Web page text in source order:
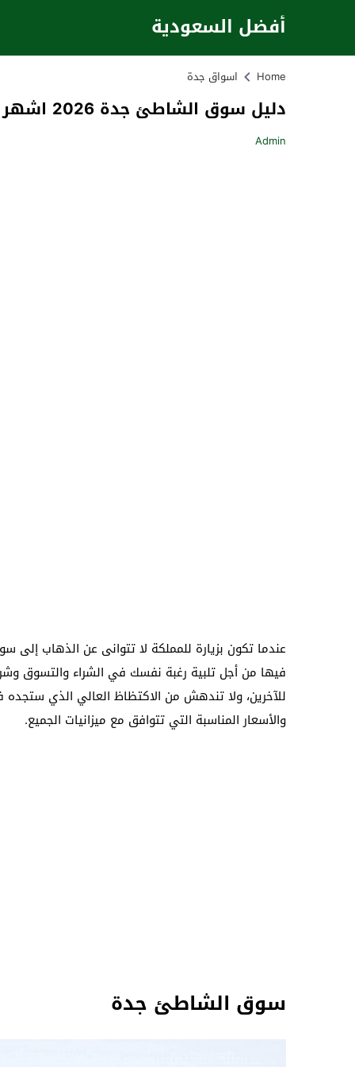
أفضل السعودية
Home اسواق جدة
دليل سوق الشاطئ جدة 2026 اشهر محلات ومطاعم سوق الشاطئ
Admin
عندما تكون بزيارة للمملكة لا تتوانى عن الذهاب
فيها من أجل تلبية رغبة نفسك في الشراء والتسوق
للآخرين، ولا تندهش من الاكتظاظ العالي الذي
والأسعار المناسبة التي تتوافق مع ميزانيات الجميع.
سوق الشاطئ جدة